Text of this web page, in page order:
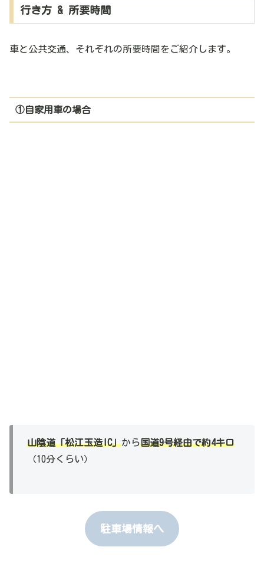
行き方 & 所要時間
車と公共交通、それぞれの所要時間をご紹介します。
①自家用車の場合
山陰道「松江玉造IC」から国道9号経由で約4キロ
（10分くらい）
駐車場情報へ